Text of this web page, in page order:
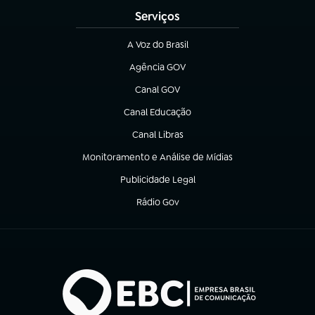
Serviços
A Voz do Brasil
(abre em nova aba)
Agência GOV
(abre em nova aba)
Canal GOV
(abre em nova aba)
Canal Educação
(abre em nova aba)
Canal Libras
(abre em nova aba)
Monitoramento e Análise de Mídias
(abre em nova aba)
Publicidade Legal
(abre em nova aba)
Rádio Gov
(abre em nova aba)